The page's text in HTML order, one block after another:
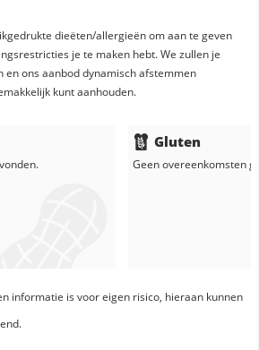
dieëten/allergieën om aan te geven
je te maken hebt. We zullen je
ons aanbod dynamisch afstemmen
kunt aanhouden.
Gluten
Geen overeenkomsten
informatie is voor eigen risico, hieraan kunnen